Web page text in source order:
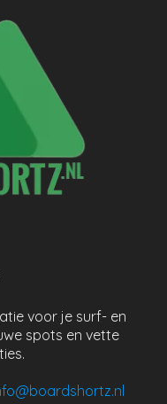
voor je surf- en
spots en vette